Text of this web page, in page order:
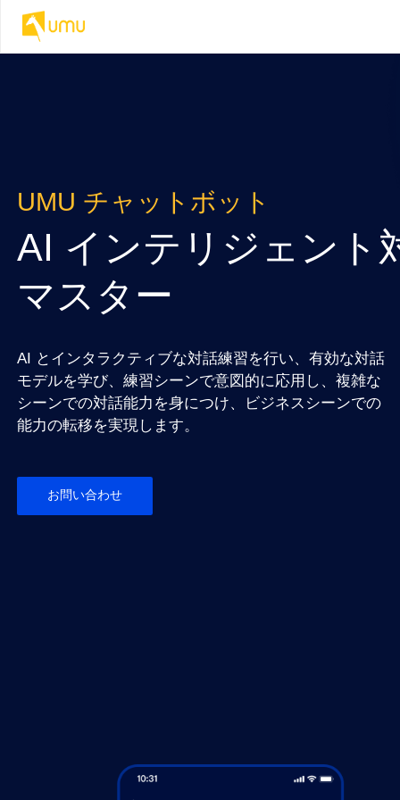
UMU チャットボット
AI インテリジェント
マスター
AI とインタラクティブな対話練習を行い、有効な対話
モデルを学び、練習シーンで意図的に応用し、複雑な
シーンでの対話能力を身につけ、ビジネスシーンでの
能力の転移を実現します。
お問い合わせ